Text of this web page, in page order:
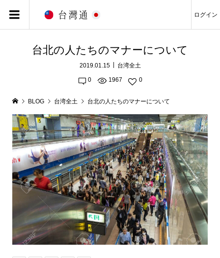
ログイン
台北の人たちのマナーについて
2019.01.15 台湾全土
0 1967 0
BLOG 台湾全土 台北の人たちのマナーについて